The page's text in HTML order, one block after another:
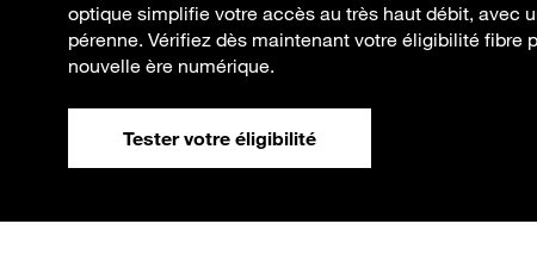
optique simplifie votre accès au très haut débit, avec
pérenne. Vérifiez dès maintenant votre éligibilité fibre
nouvelle ère numérique.
Tester votre éligibilité